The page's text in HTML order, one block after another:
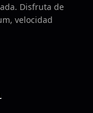
Disfruta de
velocidad